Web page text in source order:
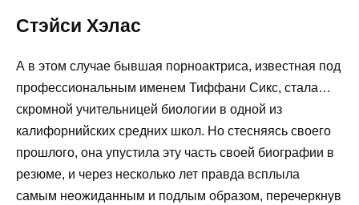
Стэйси Хэлас
А в этом случае бывшая порноактриса, известная под
профессиональным именем Тиффани Сикс, стала…
скромной учительницей биологии в одной из
калифорнийских средних школ. Но стесняясь своего
прошлого, она упустила эту часть своей биографии в
резюме, и через несколько лет правда всплыла
самым неожиданным и подлым образом, перечеркнув